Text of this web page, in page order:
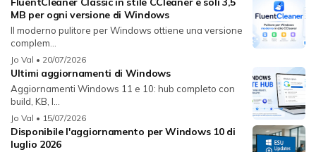
MB per ogni versione di Windows
Il moderno pulitore per Windows ottiene una versione
complem...
Jo Val • 20/07/2026
Ultimi aggiornamenti di Windows
Aggiornamenti Windows 11 e 10: hub completo con
build, KB, l...
Jo Val • 15/07/2026
Disponibile l'aggiornamento per Windows 10 di
luglio 2026